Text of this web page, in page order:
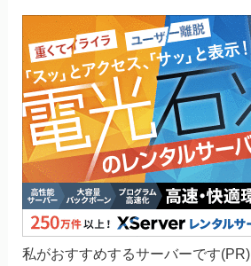
私がおすすめするサーバーです(PR)